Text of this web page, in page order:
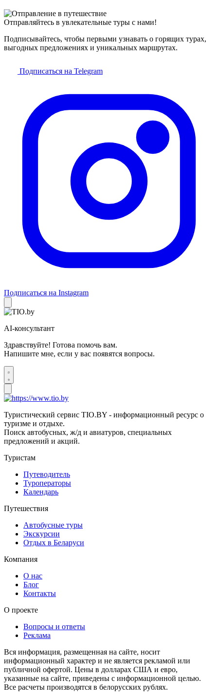
Отправляйтесь в увлекательные туры с нами!
Подписывайтесь, чтобы первыми узнавать о горящих турах,
выгодных предложениях и уникальных маршрутах.
Подписаться на Telegram
Подписаться на Instagram
AI-консультант
Здравствуйте! Готова помочь вам.
Напишите мне, если у вас появятся вопросы.
Туристический сервис TIO.BY - информационный ресурс о
туризме и отдыхе.
Поиск автобусных, ж/д и авиатуров, специальных
предложений и акций.
Туристам
Путеводитель
Туроператоры
Календарь
Путешествия
Автобусные туры
Экскурсии
Отдых в Беларуси
Компания
О нас
Блог
Контакты
О проекте
Вопросы и ответы
Реклама
Вся информация, размещенная на сайте, носит
информационный характер и не является рекламой или
публичной офертой. Цены в долларах США и евро,
указанные на сайте, приведены с информационной целью.
Все расчеты производятся в белорусских рублях.